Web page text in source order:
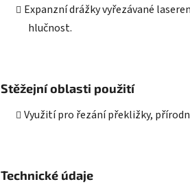
Expanzní drážky vyřezávané
hlučnost.
Stěžejní oblasti použití
Využití pro řezání překližky,
Technické údaje